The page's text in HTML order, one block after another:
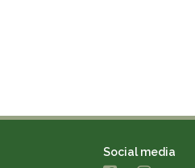
Social media